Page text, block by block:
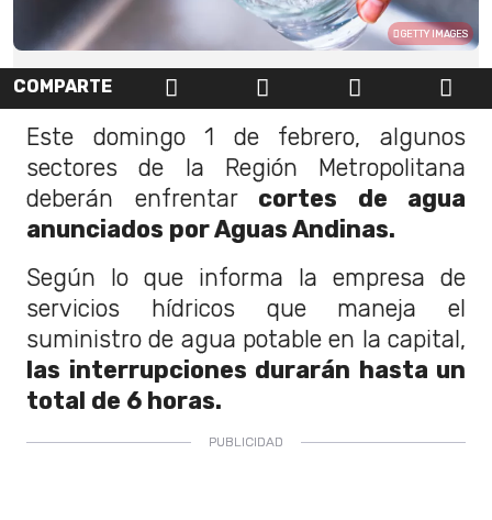
GETTY IMAGES
COMPARTE
Este domingo 1 de febrero, algunos
sectores de la Región Metropolitana
deberán enfrentar cortes de agua
anunciados por Aguas Andinas.
Según lo que informa la empresa de
servicios hídricos que maneja el
suministro de agua potable en la capital,
las interrupciones durarán hasta un
total de 6 horas.